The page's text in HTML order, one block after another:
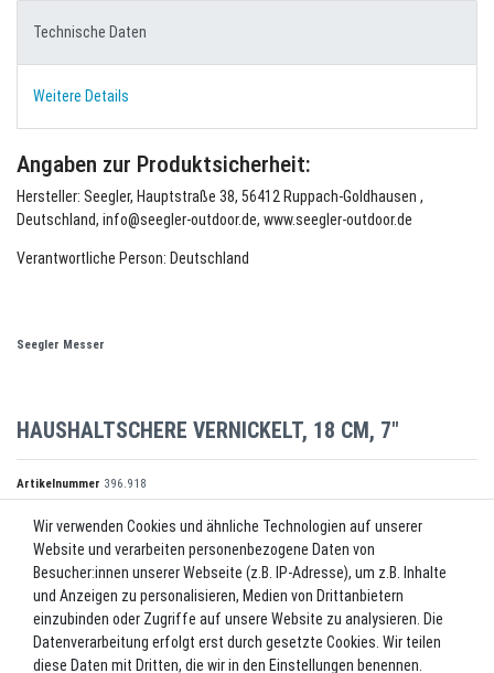
Technische Daten
Weitere Details
Angaben zur Produktsicherheit:
Hersteller: Seegler, Hauptstraße 38, 56412 Ruppach-Goldhausen ,
Deutschland, info@seegler-outdoor.de, www.seegler-outdoor.de
Verantwortliche Person: Deutschland
Seegler Messer
HAUSHALTSCHERE VERNICKELT, 18 CM, 7"
Artikelnummer 396.918
11,30 EUR*
Lieferzeit ca. 2-3 Werktage.
Wir verwenden Cookies und ähnliche Technologien auf unserer
Website und verarbeiten personenbezogene Daten von
Besucher:innen unserer Webseite (z.B. IP-Adresse), um z.B. Inhalte
und Anzeigen zu personalisieren, Medien von Drittanbietern
einzubinden oder Zugriffe auf unsere Website zu analysieren. Die
Datenverarbeitung erfolgt erst durch gesetzte Cookies. Wir teilen
diese Daten mit Dritten, die wir in den Einstellungen benennen.